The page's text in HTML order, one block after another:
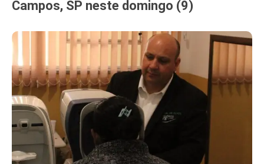
Campos, SP neste domingo (9)